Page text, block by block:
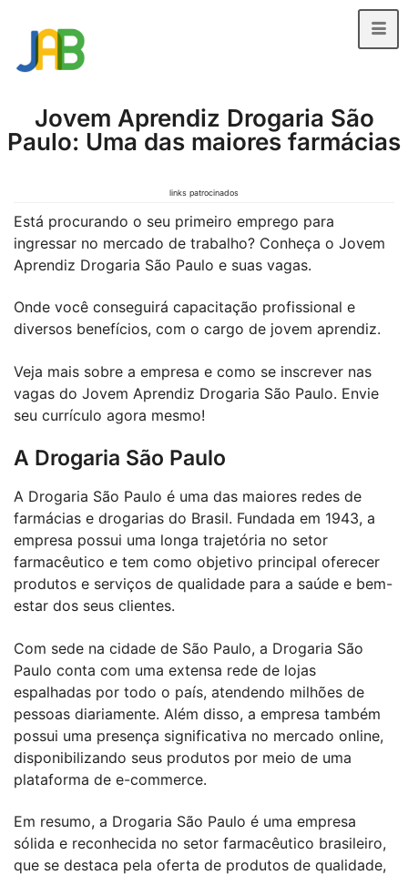
Jovem Aprendiz Drogaria São
Paulo: Uma das maiores farmácias
links patrocinados
Está procurando o seu primeiro emprego para
ingressar no mercado de trabalho? Conheça o Jovem
Aprendiz Drogaria São Paulo e suas vagas.
Onde você conseguirá capacitação profissional e
diversos benefícios, com o cargo de jovem aprendiz.
Veja mais sobre a empresa e como se inscrever nas
vagas do Jovem Aprendiz Drogaria São Paulo. Envie
seu currículo agora mesmo!
A Drogaria São Paulo
A Drogaria São Paulo é uma das maiores redes de
farmácias e drogarias do Brasil. Fundada em 1943, a
empresa possui uma longa trajetória no setor
farmacêutico e tem como objetivo principal oferecer
produtos e serviços de qualidade para a saúde e bem-
estar dos seus clientes.
Com sede na cidade de São Paulo, a Drogaria São
Paulo conta com uma extensa rede de lojas
espalhadas por todo o país, atendendo milhões de
pessoas diariamente. Além disso, a empresa também
possui uma presença significativa no mercado online,
disponibilizando seus produtos por meio de uma
plataforma de e-commerce.
Em resumo, a Drogaria São Paulo é uma empresa
sólida e reconhecida no setor farmacêutico brasileiro,
que se destaca pela oferta de produtos de qualidade,